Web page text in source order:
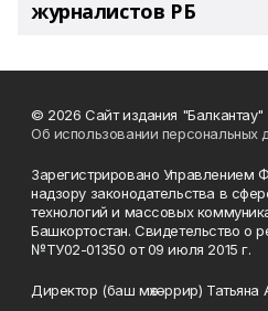
журналистов РБ
© 2026 Сайт издания "Балкантау"
Об использовании персональных
Зарегистрировано Управлением
надзору законодательства в
технологий и массовых
Башкортостан. Свидетельство о
№ТУ02-01350 от 09 июля 2015 г.
Директор (баш мөхәррир) Татьяна